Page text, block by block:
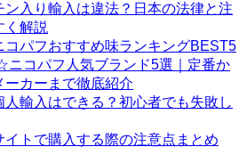
ン入り輸入は違法？日本の法律と注
く解説
コパフおすすめ味ランキングBEST5
コパフ人気ブランド5選｜定番か
ーカーまで徹底紹介
人輸入はできる？初心者でも失敗し
イトで購入する際の注意点まとめ